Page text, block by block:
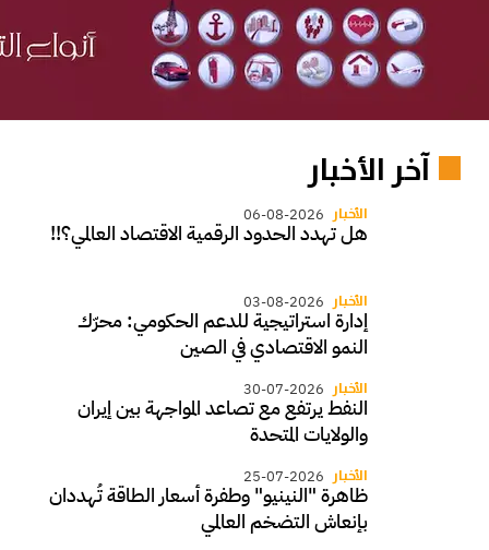
آخر الأخبار
الأخبار 06-08-2026
هل تهدد الحدود الرقمية الاقتصاد العالمي؟!!
الأخبار 03-08-2026
إدارة استراتيجية للدعم الحكومي: محرّك
النمو الاقتصادي في الصين
الأخبار 30-07-2026
النفط يرتفع مع تصاعد المواجهة بين إيران
والولايات المتحدة
الأخبار 25-07-2026
ظاهرة "النينيو" وطفرة أسعار الطاقة تُهددان
بإنعاش التضخم العالمي